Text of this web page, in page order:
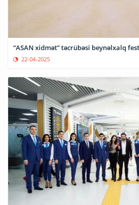
“ASAN xidmət” təcrübəsi beynəlxalq
22-04-2025